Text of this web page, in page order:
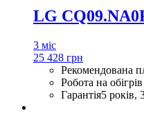
LG
3 міс
25 428 грн
Рекомендована
Робота на
Гарантія5 років,